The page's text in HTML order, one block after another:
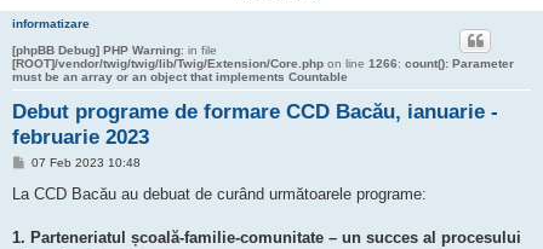
informatizare
[phpBB Debug] PHP Warning: in file
[ROOT]/vendor/twig/twig/lib/Twig/Extension/Core.php on line 1266: count(): Parameter
must be an array or an object that implements Countable
Debut programe de formare CCD Bacău, ianuarie -
februarie 2023
M
s
07 Feb 2023 10:48
La CCD Bacău au debuat de curând următoarele programe:
1. Parteneriatul școală-familie-comunitate – un succes al procesului